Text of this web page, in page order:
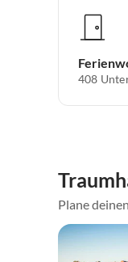
408
Plane